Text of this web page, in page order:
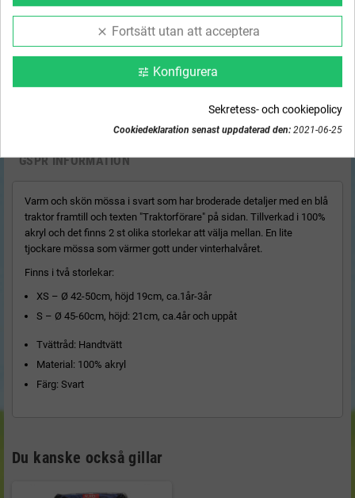
DETALJER
FRAKT & RETUR
GSPR INFORMATION
Varm och skön mössa i svart som har broderade detaljer med en blå
traktor framtill och texten "Traktorförare" på sidan. Tillverkad i 100%
akryl och det finns 2 st olika storlekar att välja mellan. En lite
tjockare mössa som värmer gott under vinterhalvåret.
Finns i två storlekar:
XS – Ø 42-50cm, höjd 19cm, ca.1år-3år
S – Ø 45-60cm, höjd: 21cm, ca.4år och uppåt
Tvättråd: Handtvätt
Material: 100% akryl
Färg: Svart
Du kanske också gillar
clear Fortsätt utan att acceptera
tune Konfigurera
Sekretess- och cookiepolicy
Cookiedeklaration senast uppdaterad den: 2021-06-25